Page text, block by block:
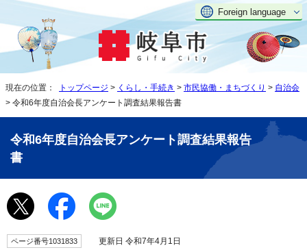
Foreign language
現在の位置： トップページ > くらし・手続き > 市民協働・まちづくり > 自治会
> 令和6年度自治会長アンケート調査結果報告書
令和6年度自治会長アンケート調査結果報告
書
ページ番号1031833 更新日 令和7年4月1日